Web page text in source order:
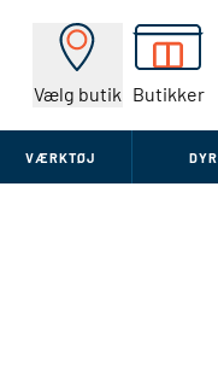
Vælg butik Butikker
VÆRKTØJ DYR